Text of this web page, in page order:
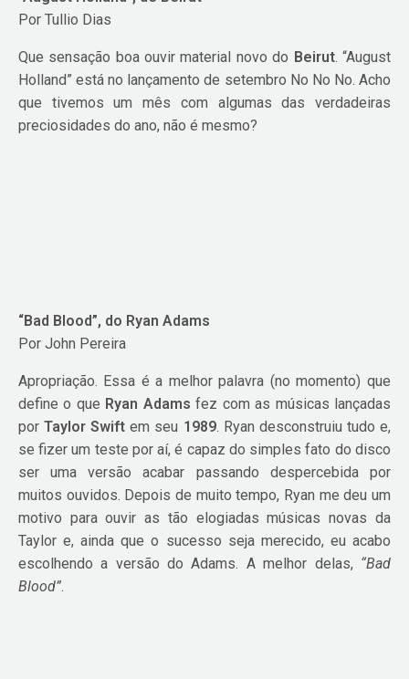
Por Tullio Dias
Que sensação boa ouvir material novo do Beirut. “August
Holland” está no lançamento de setembro No No No. Acho
que tivemos um mês com algumas das verdadeiras
preciosidades do ano, não é mesmo?
“Bad Blood”, do Ryan Adams
Por John Pereira
Apropriação. Essa é a melhor palavra (no momento) que
define o que Ryan Adams fez com as músicas lançadas
porTaylor Swift em seu 1989. Ryan desconstruiu tudo e,
se fizer um teste por aí, é capaz do simples fato do disco
ser uma versão acabar passando despercebida por
muitos ouvidos. Depois de muito tempo, Ryan me deu um
motivo para ouvir as tão elogiadas músicas novas da
Taylor e, ainda que o sucesso seja merecido, eu acabo
escolhendo a versão do Adams. A melhor delas, “Bad
Blood”.